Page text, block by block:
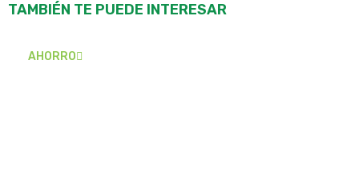
TAMBIÉN TE PUEDE INTERESAR
AHORRO